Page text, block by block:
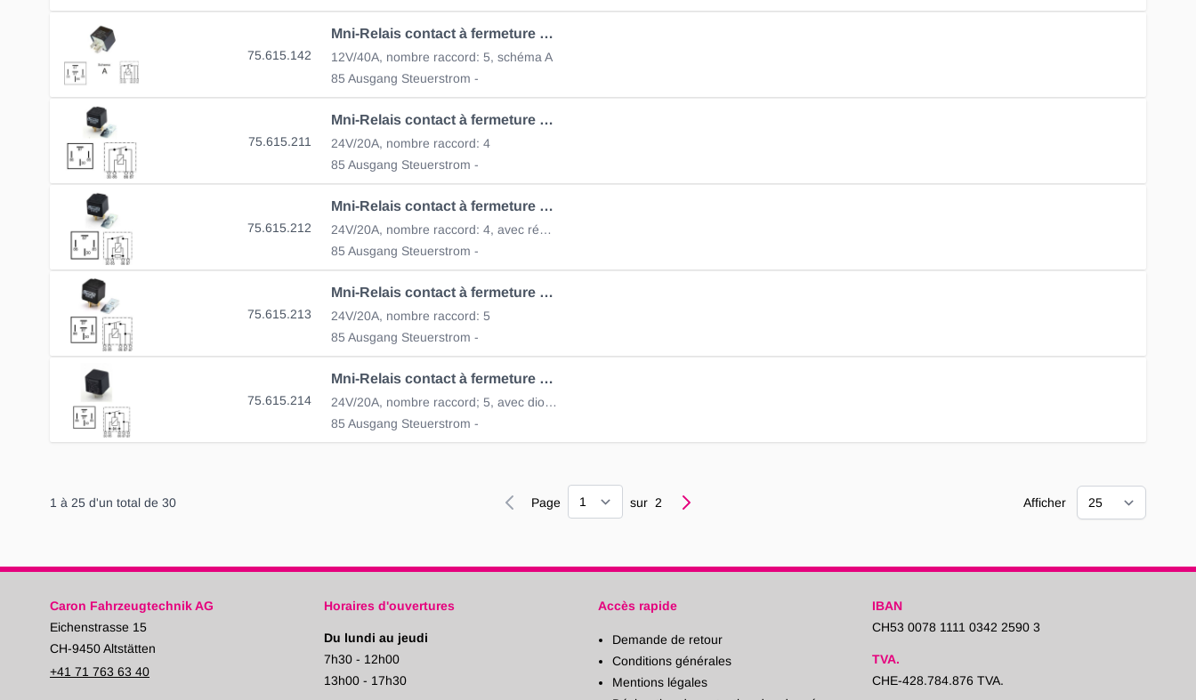
75.615.142
Mni-Relais contact à fermeture 75.615.142
12V/40A, nombre raccord: 5, schéma A
85 Ausgang Steuerstrom -
75.615.211
Mni-Relais contact à fermeture 75.615.211
24V/20A, nombre raccord: 4
85 Ausgang Steuerstrom -
75.615.212
Mni-Relais contact à fermeture 75.615.212
24V/20A, nombre raccord: 4, avec résistance
85 Ausgang Steuerstrom -
75.615.213
Mni-Relais contact à fermeture 75.615.213
24V/20A, nombre raccord: 5
85 Ausgang Steuerstrom -
75.615.214
Mni-Relais contact à fermeture 75.615.214
24V/20A, nombre raccord; 5, avec diode
85 Ausgang Steuerstrom -
1 à 25 d'un total de 30 Page sur Page
2 Afficher
Caron Fahrzeugtechnik AG
Eichenstrasse 15
CH-9450 Altstätten
+41 71 763 63 40
Horaires d'ouvertures
Du lundi au jeudi
7h30 - 12h00
13h00 - 17h30
Accès rapide
Demande de retour
Conditions générales
Mentions légales
IBAN
CH53 0078 1111 0342 2590 3
TVA.
CHE-428.784.876 TVA.